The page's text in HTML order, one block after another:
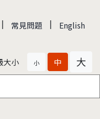
| 常見問題 | English
大小 小 中 大